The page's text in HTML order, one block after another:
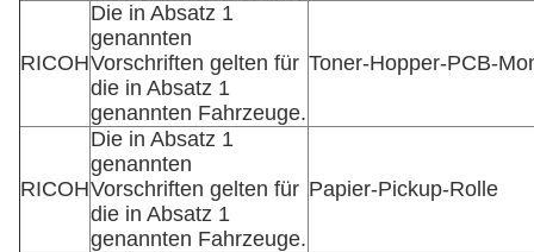
RICOH
Die in Absatz 1
genannten
Vorschriften gelten für
die in Absatz 1
genannten Fahrzeuge.
Toner-Hopper-PCB-
RICOH
Die in Absatz 1
genannten
Vorschriften gelten für
die in Absatz 1
genannten Fahrzeuge.
Papier-Pickup-Rolle